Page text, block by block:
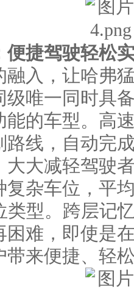
便捷驾驶轻松
，让哈弗猛
级唯一同时具
能的车型。高
路线，自动完
大大减轻驾驶
杂车位，平
类型。跨层记
困难，即使是
带来便捷、轻